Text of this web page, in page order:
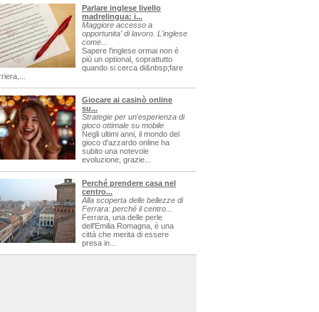
Parlare inglese livello
madrelingua: i...
Maggiore accesso a
opportunita' di lavoro. L'inglese
come...
Sapere l'inglese ormai non è
più un optional, soprattutto
quando si cerca di&nbsp;fare
Giocare ai casinò online
su...
Strategie per un'esperienza di
gioco ottimale su mobile
Negli ultimi anni, il mondo del
gioco d'azzardo online ha
subito una notevole
evoluzione, grazie...
Perché prendere casa nel
centro...
Alla scoperta delle bellezze di
Ferrara: perché il centro...
Ferrara, una delle perle
dell'Emilia Romagna, è una
città che merita di essere
presa in...